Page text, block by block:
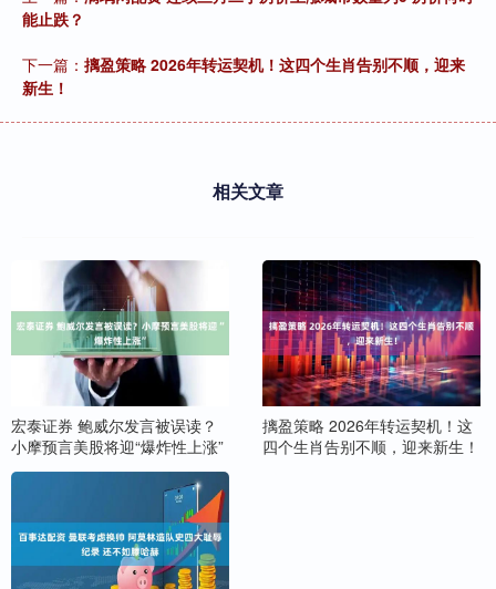
能止跌？
下一篇： 摛盈策略 2026年转运契机！这四个生肖告别不顺，迎来
新生！
相关文章
宏泰证券 鲍威尔发言被误读？
小摩预言美股将迎“爆炸性上涨”
摛盈策略 2026年转运契机！这
四个生肖告别不顺，迎来新生！